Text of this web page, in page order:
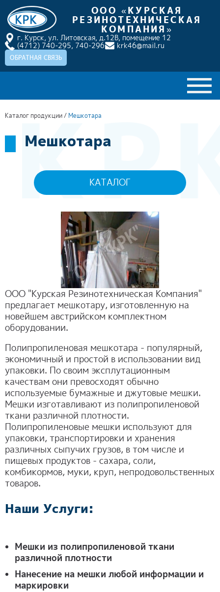
ООО «КУРСКАЯ
РЕЗИНОТЕХНИЧЕСКАЯ
КОМПАНИЯ»
г. Курск, ул. Литовская, д.12В, помещение 12
(4712) 740-295, 740-296 krk46@mail.ru
ОБРАТНАЯ СВЯЗЬ
КАТАЛОГ ПРОДУКЦИИ
НАШИ ПРОЕКТЫ
НОВОСТИ
ОТЗЫВЫ
КОНТАКТЫ
Каталог продукции/ Мешкотара
Мешкотара
КАТАЛОГ
ООО "Курская Резинотехническая Компания"
предлагает мешкотару, изготовленную на
новейшем австрийском комплектном
оборудовании.
Полипропиленовая мешкотара - популярный,
экономичный и простой в использовании вид
упаковки. По своим эксплутационным
качествам они превосходят обычно
используемые бумажные и джутовые мешки.
Мешки изготавливают из полипропиленовой
ткани различной плотности.
Полипропиленовые мешки используют для
упаковки, транспортировки и хранения
различных сыпучих грузов, в том числе и
пищевых продуктов - сахара, соли,
комбикормов, муки, круп, непродовольственных
товаров.
Наши Услуги:
Мешки из полипропиленовой ткани
различной плотности
Нанесение на мешки любой информации и
маркировки